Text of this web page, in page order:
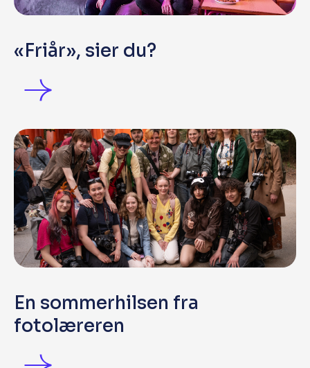
«Friår», sier du?
En sommerhilsen fra
fotolæreren